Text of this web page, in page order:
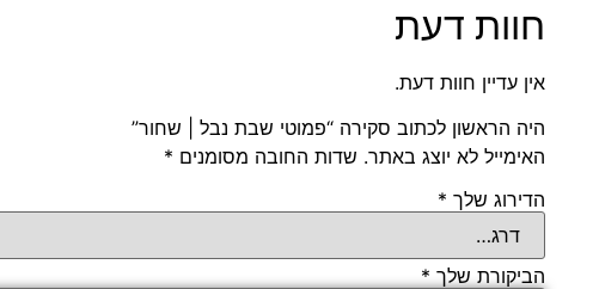
חוות דעת
אין עדיין חוות דעת.
היה הראשון לכתוב סקירה “פמוטי שבת נבל | שחור”
האימייל לא יוצג באתר. שדות החובה מסומנים *
הדירוג שלך *
הביקורת שלך *